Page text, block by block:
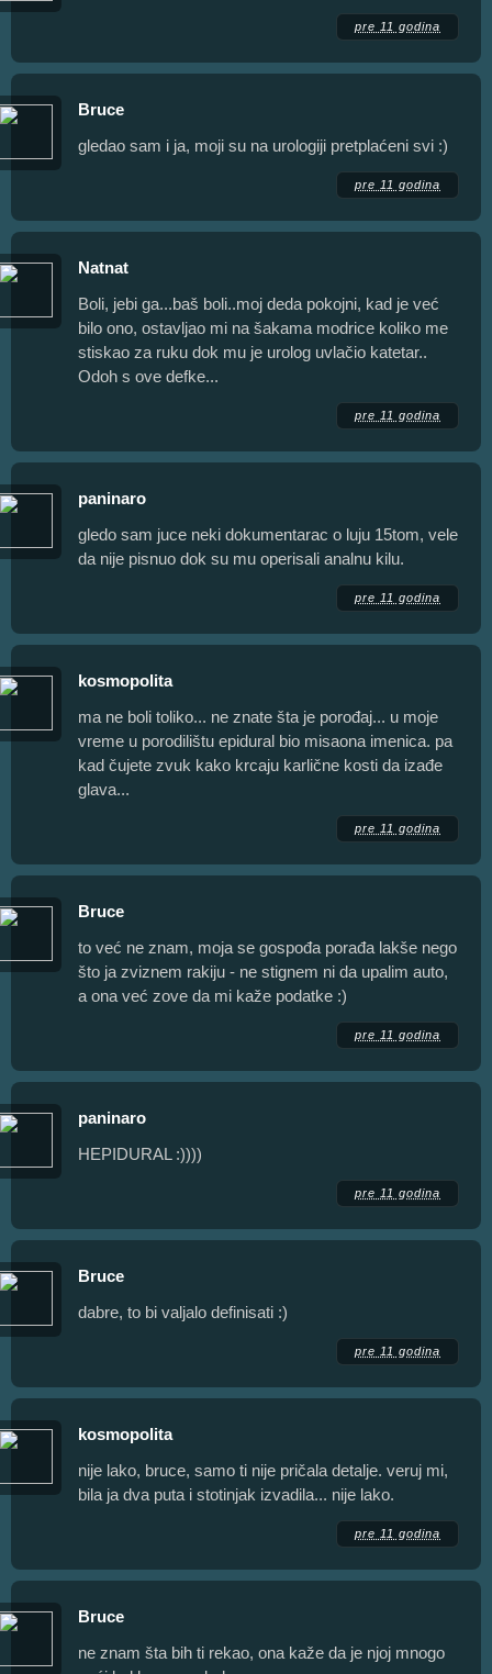
pre 11 godina
Bruce
gledao sam i ja, moji su na urologiji pretplaćeni svi :)
pre 11 godina
Natnat
Boli, jebi ga...baš boli..moj deda pokojni, kad je već
bilo ono, ostavljao mi na šakama modrice koliko me
stiskao za ruku dok mu je urolog uvlačio katetar..
Odoh s ove defke...
pre 11 godina
paninaro
gledo sam juce neki dokumentarac o luju 15tom, vele
da nije pisnuo dok su mu operisali analnu kilu.
pre 11 godina
kosmopolita
ma ne boli toliko... ne znate šta je porođaj... u moje
vreme u porodilištu epidural bio misaona imenica. pa
kad čujete zvuk kako krcaju karlične kosti da izađe
glava...
pre 11 godina
Bruce
to već ne znam, moja se gospođa porađa lakše nego
što ja zviznem rakiju - ne stignem ni da upalim auto,
a ona već zove da mi kaže podatke :)
pre 11 godina
paninaro
HEPIDURAL :))))
pre 11 godina
Bruce
dabre, to bi valjalo definisati :)
pre 11 godina
kosmopolita
nije lako, bruce, samo ti nije pričala detalje. veruj mi,
bila ja dva puta i stotinjak izvadila... nije lako.
pre 11 godina
Bruce
ne znam šta bih ti rekao, ona kaže da je njoj mnogo